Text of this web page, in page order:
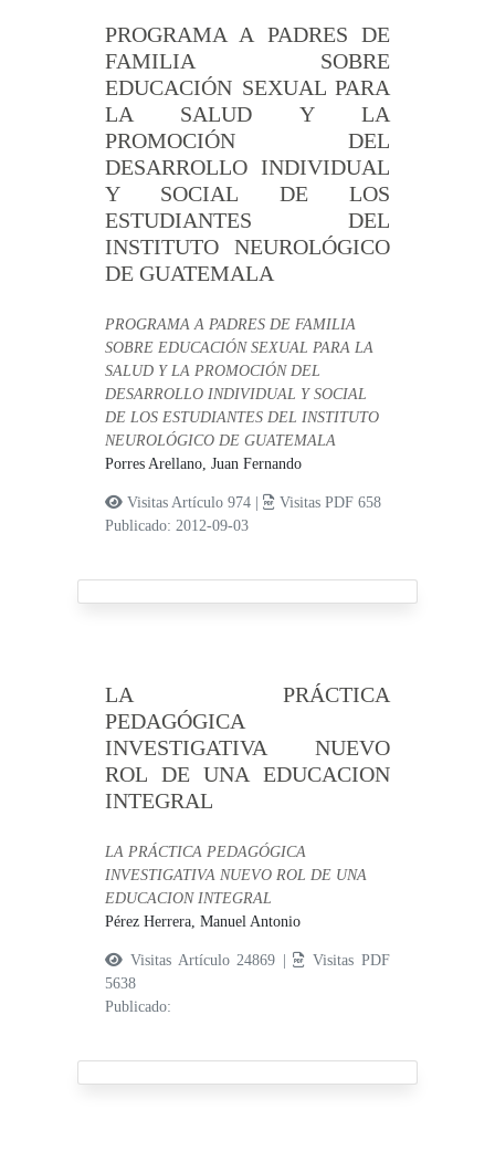
PROGRAMA A PADRES DE
FAMILIA SOBRE
EDUCACIÓN SEXUAL PARA
LA SALUD Y LA
PROMOCIÓN DEL
DESARROLLO INDIVIDUAL
Y SOCIAL DE LOS
ESTUDIANTES DEL
INSTITUTO NEUROLÓGICO
DE GUATEMALA
PROGRAMA A PADRES DE FAMILIA
SOBRE EDUCACIÓN SEXUAL PARA LA
SALUD Y LA PROMOCIÓN DEL
DESARROLLO INDIVIDUAL Y SOCIAL
DE LOS ESTUDIANTES DEL INSTITUTO
NEUROLÓGICO DE GUATEMALA
Porres Arellano, Juan Fernando
Visitas Artículo 974 |
Visitas PDF 658
Publicado: 2012-09-03
LA PRÁCTICA
PEDAGÓGICA
INVESTIGATIVA NUEVO
ROL DE UNA EDUCACION
INTEGRAL
LA PRÁCTICA PEDAGÓGICA
INVESTIGATIVA NUEVO ROL DE UNA
EDUCACION INTEGRAL
Pérez Herrera, Manuel Antonio
Visitas Artículo 24869 |
Visitas PDF
5638
Publicado: